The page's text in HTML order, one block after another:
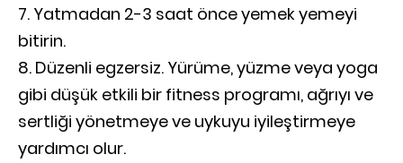
Yatmadan 2-3 saat önce yemek yemeyi
bitirin.
Düzenli egzersiz. Yürüme, yüzme veya yoga
gibi düşük etkili bir fitness programı, ağrıyı ve
sertliği yönetmeye ve uykuyu iyileştirmeye
yardımcı olur.